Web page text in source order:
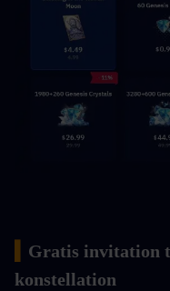
Gratis invitation
konstellation